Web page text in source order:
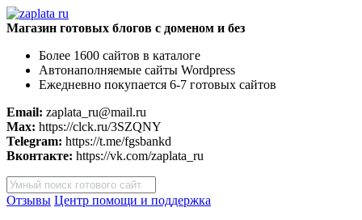
Магазин готовых блогов с доменом и без
Более 1600 сайтов в каталоге
Автонаполняемые сайты Wordpress
Ежедневно покупается 6-7 готовых сайтов
Email: zaplata_ru@mail.ru
Max: https://clck.ru/3SZQNY
Telegram: https://t.me/fgsbankd
Вконтакте: https://vk.com/zaplata_ru
Поиск
товаров
Отзывы Центр помощи и поддержка